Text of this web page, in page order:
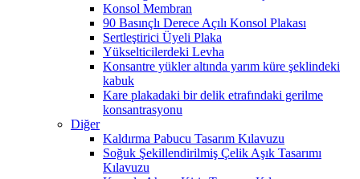
Konsol Membran
90 Basınçlı Derece Açılı Konsol Plakası
Sertleştirici Üyeli Plaka
Yükselticilerdeki Levha
Konsantre yükler altında yarım küre şeklindeki
kabuk
Kare plakadaki bir delik etrafındaki gerilme
konsantrasyonu
Diğer
Kaldırma Pabucu Tasarım Kılavuzu
Soğuk Şekillendirilmiş Çelik Aşık Tasarımı
Kılavuzu